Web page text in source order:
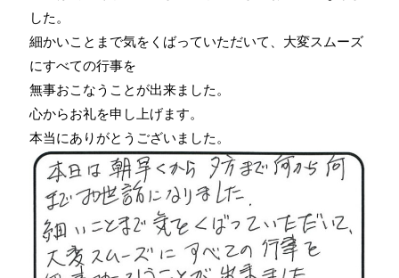
した。
細かいことまで気をくばっていただいて、大変スムーズ
にすべての行事を
無事おこなうことが出来ました。
心からお礼を申し上げます。
本当にありがとうございました。